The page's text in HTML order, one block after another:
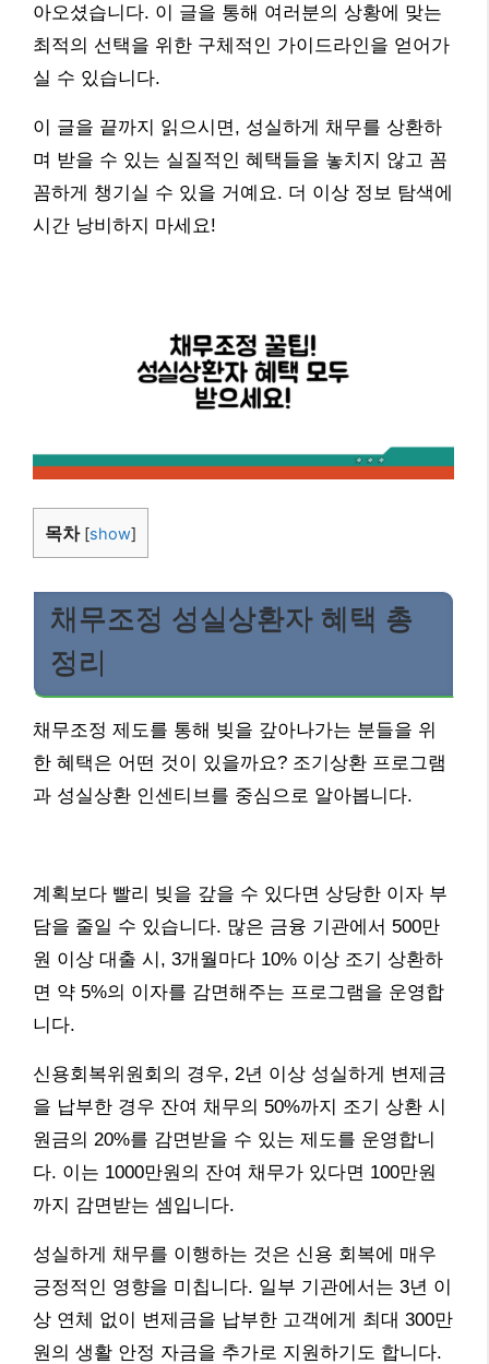
아오셨습니다. 이 글을 통해 여러분의 상황에 맞는
최적의 선택을 위한 구체적인 가이드라인을 얻어가
실 수 있습니다.
이 글을 끝까지 읽으시면, 성실하게 채무를 상환하
며 받을 수 있는 실질적인 혜택들을 놓치지 않고 꼼
꼼하게 챙기실 수 있을 거예요. 더 이상 정보 탐색에
시간 낭비하지 마세요!
목차 [show]
채무조정 성실상환자 혜택 총
정리
채무조정 제도를 통해 빚을 갚아나가는 분들을 위
한 혜택은 어떤 것이 있을까요? 조기상환 프로그램
과 성실상환 인센티브를 중심으로 알아봅니다.
계획보다 빨리 빚을 갚을 수 있다면 상당한 이자 부
담을 줄일 수 있습니다. 많은 금융 기관에서 500만
원 이상 대출 시, 3개월마다 10% 이상 조기 상환하
면 약 5%의 이자를 감면해주는 프로그램을 운영합
니다.
신용회복위원회의 경우, 2년 이상 성실하게 변제금
을 납부한 경우 잔여 채무의 50%까지 조기 상환 시
원금의 20%를 감면받을 수 있는 제도를 운영합니
다. 이는 1000만원의 잔여 채무가 있다면 100만원
까지 감면받는 셈입니다.
성실하게 채무를 이행하는 것은 신용 회복에 매우
긍정적인 영향을 미칩니다. 일부 기관에서는 3년 이
상 연체 없이 변제금을 납부한 고객에게 최대 300만
원의 생활 안정 자금을 추가로 지원하기도 합니다.